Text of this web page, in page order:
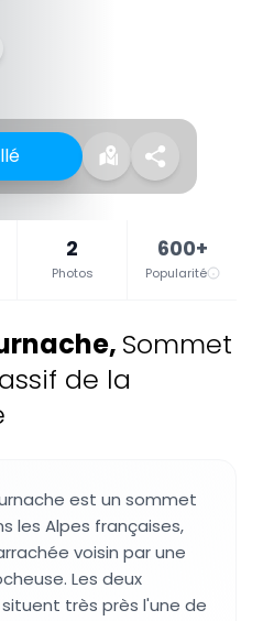
2
Photos
600+
Popularité
, Sommet
de la
est un sommet
les Alpes françaises,
voisin par une
Les deux
très près l'une de